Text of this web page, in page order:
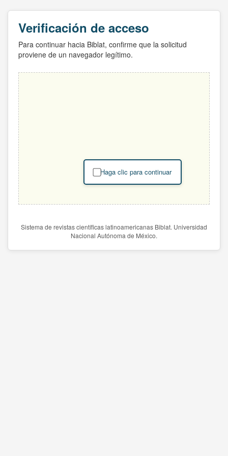
Verificación de acceso
Para continuar hacia Biblat, confirme que la solicitud
proviene de un navegador legítimo.
Haga clic para continuar
Sistema de revistas científicas latinoamericanas Biblat. Universidad
Nacional Autónoma de México.